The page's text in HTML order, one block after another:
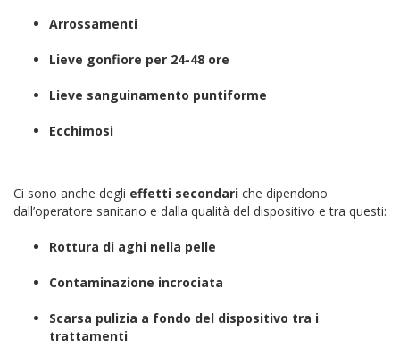
Arrossamenti
Lieve gonfiore per 24-48 ore
Lieve sanguinamento puntiforme
Ecchimosi
Ci sono anche degli effetti secondari che dipendono
dall’operatore sanitario e dalla qualità del dispositivo e tra questi:
Rottura di aghi nella pelle
Contaminazione incrociata
Scarsa pulizia a fondo del dispositivo tra i
trattamenti